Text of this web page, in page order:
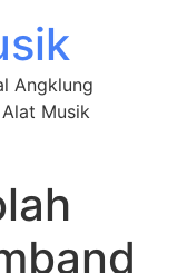
Angklung
Musik